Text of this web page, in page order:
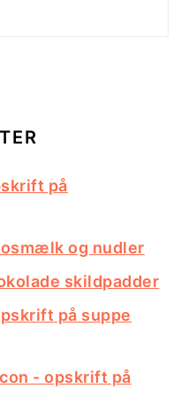
på
og nudler
skildpadder
på suppe
- opskrift på